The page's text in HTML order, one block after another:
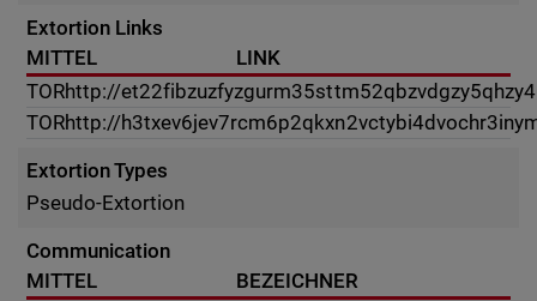
Extortion Links
MITTEL
LINK
TORhttp://
TORhttp://
Extortion Types
Pseudo-Extortion
Communication
MITTEL
BEZEICHNER